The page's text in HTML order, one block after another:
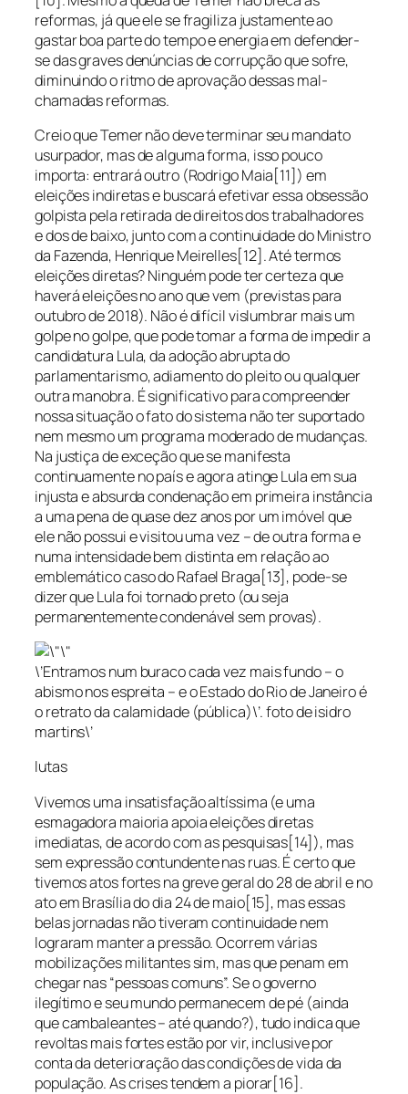
reformas, já que ele se fragiliza justamente ao
gastar boa parte do tempo e energia em defender-
se das graves denúncias de corrupção que sofre,
diminuindo o ritmo de aprovação dessas mal-
chamadas reformas.
Creio que Temer não deve terminar seu mandato
usurpador, mas de alguma forma, isso pouco
importa: entrará outro (Rodrigo Maia[11]) em
eleições indiretas e buscará efetivar essa obsessão
golpista pela retirada de direitos dos trabalhadores
e dos de baixo, junto com a continuidade do Ministro
da Fazenda, Henrique Meirelles[12]. Até termos
eleições diretas? Ninguém pode ter certeza que
haverá eleições no ano que vem (previstas para
outubro de 2018). Não é difícil vislumbrar mais um
golpe no golpe, que pode tomar a forma de impedir a
candidatura Lula, da adoção abrupta do
parlamentarismo, adiamento do pleito ou qualquer
outra manobra. É significativo para compreender
nossa situação o fato do sistema não ter suportado
nem mesmo um programa moderado de mudanças.
Na justiça de exceção que se manifesta
continuamente no país e agora atinge Lula em sua
injusta e absurda condenação em primeira instância
a uma pena de quase dez anos por um imóvel que
ele não possui e visitou uma vez – de outra forma e
numa intensidade bem distinta em relação ao
emblemático caso do Rafael Braga[13], pode-se
dizer que Lula foi tornado preto (ou seja
permanentemente condenável sem provas).
\’Entramos num buraco cada vez mais fundo – o
abismo nos espreita – e o Estado do Rio de Janeiro é
o retrato da calamidade (pública)\’. foto de isidro
martins\’
lutas
Vivemos uma insatisfação altíssima (e uma
esmagadora maioria apoia eleições diretas
imediatas, de acordo com as pesquisas[14]), mas
sem expressão contundente nas ruas. É certo que
tivemos atos fortes na greve geral do 28 de abril e no
ato em Brasília do dia 24 de maio[15], mas essas
belas jornadas não tiveram continuidade nem
lograram manter a pressão. Ocorrem várias
mobilizações militantes sim, mas que penam em
chegar nas “pessoas comuns”. Se o governo
ilegítimo e seu mundo permanecem de pé (ainda
que cambaleantes – até quando?), tudo indica que
revoltas mais fortes estão por vir, inclusive por
conta da deterioração das condições de vida da
população. As crises tendem a piorar[16].